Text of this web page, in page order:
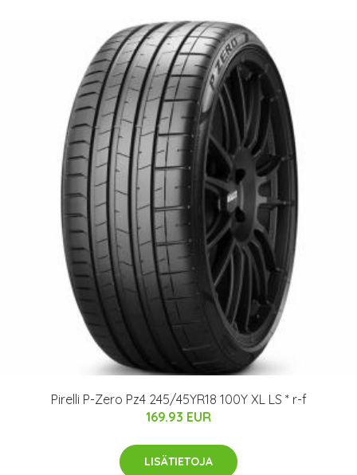
Pirelli P-Zero Pz4 245/45YR18 100Y XL LS * r-f
169.93 EUR
LISÄTIETOJA